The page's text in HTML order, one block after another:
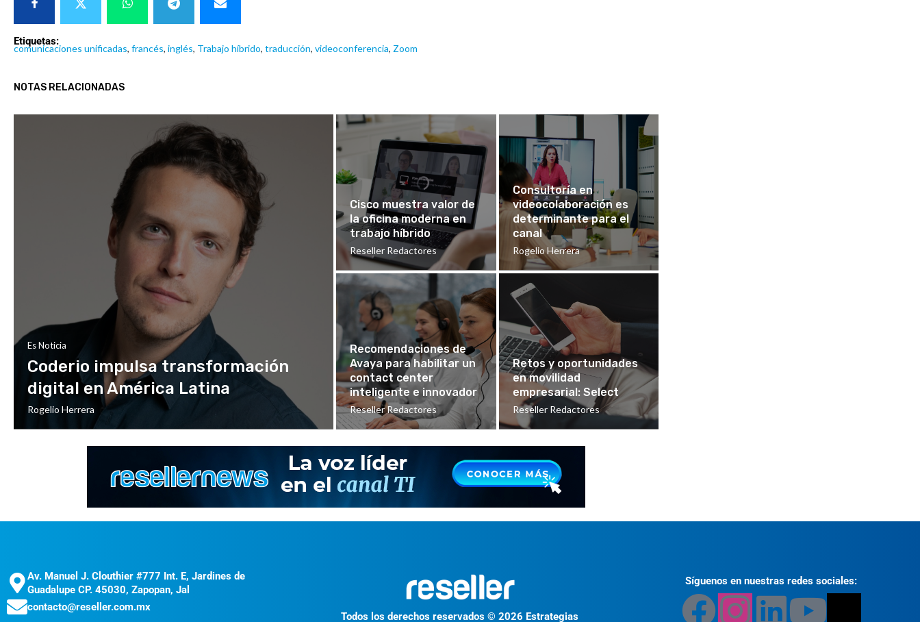
Etiquetas:
comunicaciones unificadas, francés, inglés, Trabajo híbrido, traducción, videoconferencia, Zoom
NOTAS RELACIONADAS
Es Noticia
Coderio impulsa transformación
digital en América Latina
Rogelio Herrera
Cisco muestra valor de
la oficina moderna en
trabajo híbrido
Reseller Redactores
Consultoría en
videocolaboración es
determinante para el
canal
Rogelio Herrera
Recomendaciones de
Avaya para habilitar un
contact center
inteligente e innovador
Reseller Redactores
Retos y oportunidades
en movilidad
empresarial: Select
Reseller Redactores
Av. Manuel J. Clouthier #777 Int. E, Jardines de
Guadalupe CP. 45030, Zapopan, Jal
contacto@reseller.com.mx
Todos los derechos reservados © 2026 Estrategias
Síguenos en nuestras redes sociales: